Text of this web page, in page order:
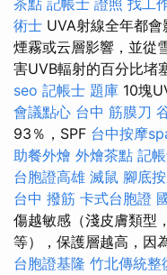
茶點 記帳士 證照 找工
術士 UVA射線全年都會
煙霧或云層影響，並從
害UVB輻射的百分比堵
seo 記帳士 題庫 10塊
會議點心 台中 筋膜刀
93％，SPF 台中按摩
助餐外燴 外燴茶點 記
台胞證高雄 滅鼠 腳底
台中 撥筋 卡式台胞證
傷越敏感（淺皮膚類型
等），保護層越高，因
台胞證基隆 竹北傳統整